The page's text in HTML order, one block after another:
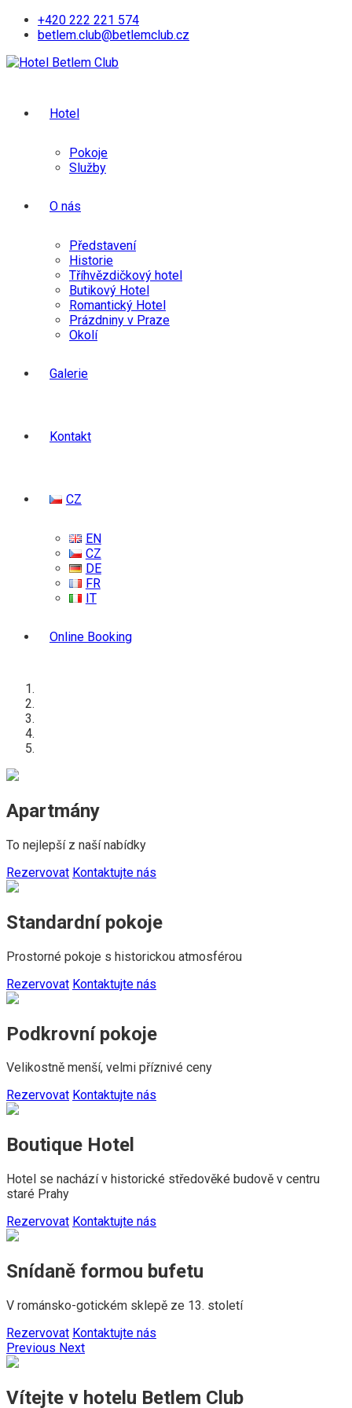
Skip
+420 222 221 574
betlem.club@betlemclub.cz
Hotel
Pokoje
Služby
O nás
Představení
Historie
Tříhvězdičkový hotel
Butikový Hotel
Romantický Hotel
Prázdniny v Praze
Okolí
Galerie
Kontakt
CZ
EN
CZ
DE
FR
IT
Online Booking
Apartmány
To nejlepší z naší nabídky
Rezervovat Kontaktujte nás
Standardní pokoje
Prostorné pokoje s historickou atmosférou
Rezervovat Kontaktujte nás
Podkrovní pokoje
Velikostně menší, velmi příznivé ceny
Rezervovat Kontaktujte nás
Boutique Hotel
Hotel se nachází v historické středověké budově v centru
staré Prahy
Rezervovat Kontaktujte nás
Snídaně formou bufetu
V románsko-gotickém sklepě ze 13. století
Rezervovat Kontaktujte nás
Previous Next
Vítejte v hotelu Betlem Club